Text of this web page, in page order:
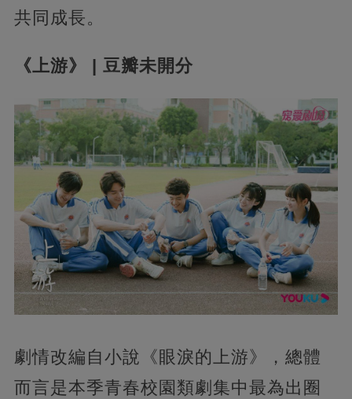
共同成長。
《上游》 | 豆瓣未開分
劇情改編自小說《眼淚的上游》，總體
而言是本季青春校園類劇集中最為出圈